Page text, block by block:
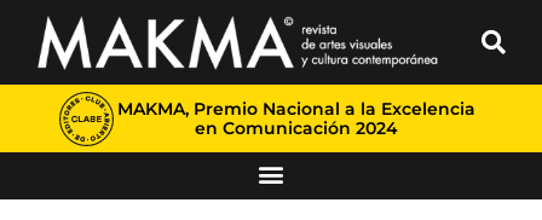
MAKMA, Premio Nacional a la Excelencia
en Comunicación 2024